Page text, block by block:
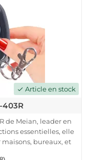
check Article en stock
403R
de Meian, leader en
essentielles, elle
bureaux, et